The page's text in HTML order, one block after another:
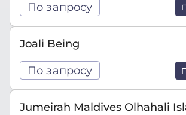
По запросу
Joali Being
По запросу
Jumeirah Maldives Olhahali